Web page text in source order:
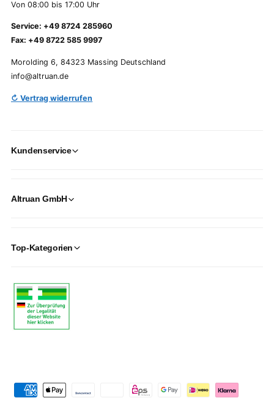
Von 08:00 bis 17:00 Uhr
Service: +49 8724 285960
Fax: +49 8722 585 9997
Morolding 6, 84323 Massing Deutschland
info@altruan.de
↻ Vertrag widerrufen
Kundenservice
Altruan GmbH
Top-Kategorien